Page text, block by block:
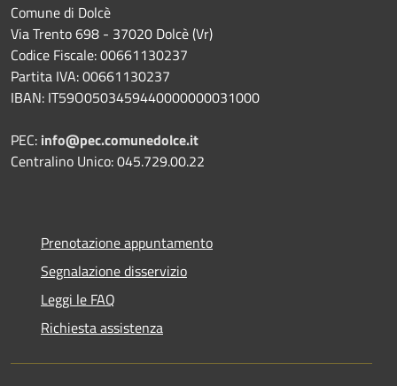
Comune di Dolcè
Via Trento 698 - 37020 Dolcè (Vr)
Codice Fiscale: 00661130237
Partita IVA: 00661130237
IBAN: IT59O0503459440000000031000
PEC: info@pec.comunedolce.it
Centralino Unico: 045.729.00.22
Prenotazione appuntamento
Segnalazione disservizio
Leggi le FAQ
Richiesta assistenza